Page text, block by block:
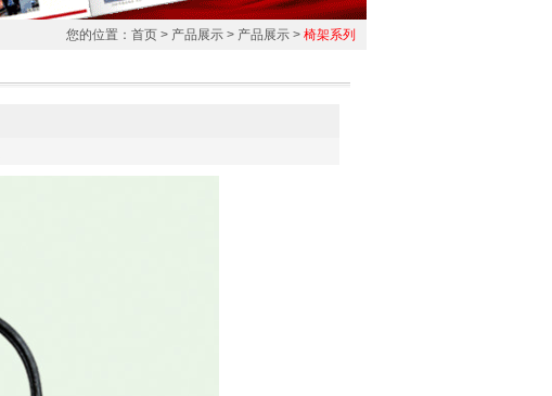
您的位置： 首页 > 产品展示 > 产品展示 > 椅架系列